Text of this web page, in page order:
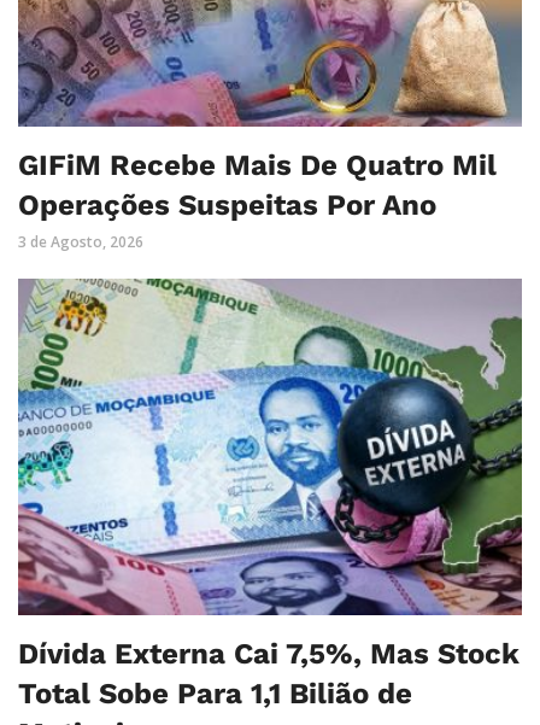
GIFiM Recebe Mais De Quatro Mil
Operações Suspeitas Por Ano
3 de Agosto, 2026
Dívida Externa Cai 7,5%, Mas Stock
Total Sobe Para 1,1 Bilião de